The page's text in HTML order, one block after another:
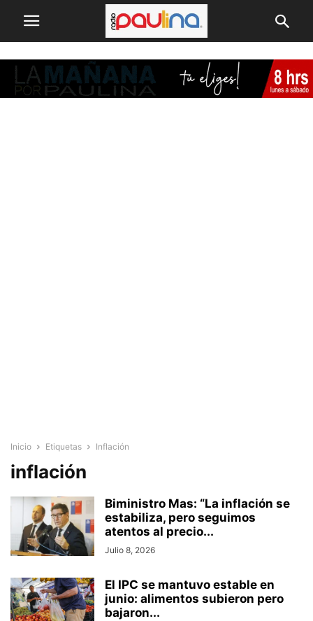
Inicio Etiquetas Inflación
inflación
Biministro Mas: “La inflación se
estabiliza, pero seguimos
atentos al precio...
Julio 8, 2026
El IPC se mantuvo estable en
junio: alimentos subieron pero
bajaron...